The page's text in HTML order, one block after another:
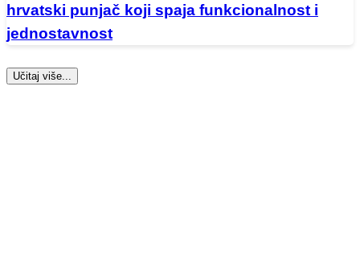
hrvatski punjač koji spaja funkcionalnost i
jednostavnost
Učitaj više...